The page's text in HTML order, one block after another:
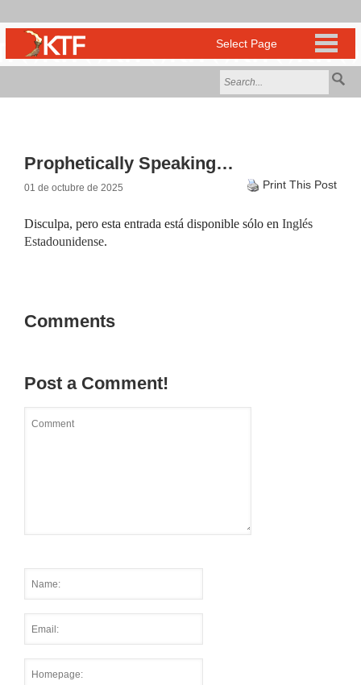
Prophetically Speaking…
01 de octubre de 2025 Print This Post
Disculpa, pero esta entrada está disponible sólo en Inglés
Estadounidense.
Comments
Post a Comment!